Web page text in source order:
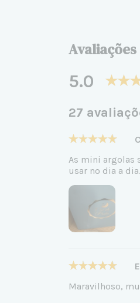
Avaliações
5.0
27
As mini argolas
usar no dia a
Maravilhoso,